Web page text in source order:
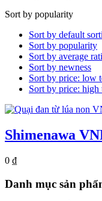
Sort by popularity
Sort by default
Sort by popularity
Sort by average
Sort by newness
Sort by price: low
Sort by price:
Shimenawa
0 ₫
Danh mục sản